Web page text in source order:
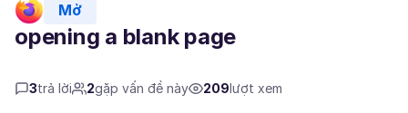
Mở
opening a blank page
3trả lời 2gặp vấn đề này 209lượt xem